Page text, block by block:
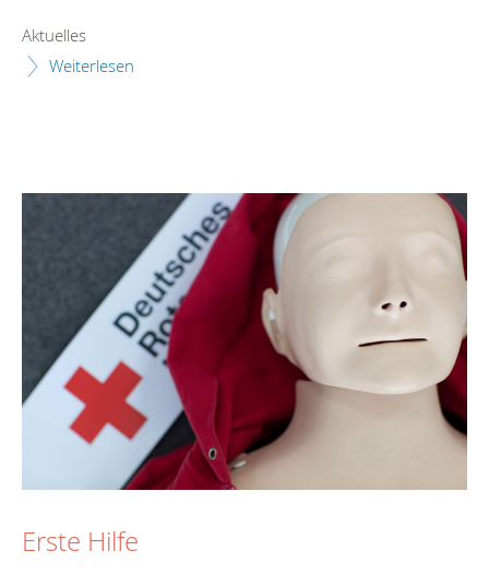
Aktuelles
Weiterlesen
Erste Hilfe